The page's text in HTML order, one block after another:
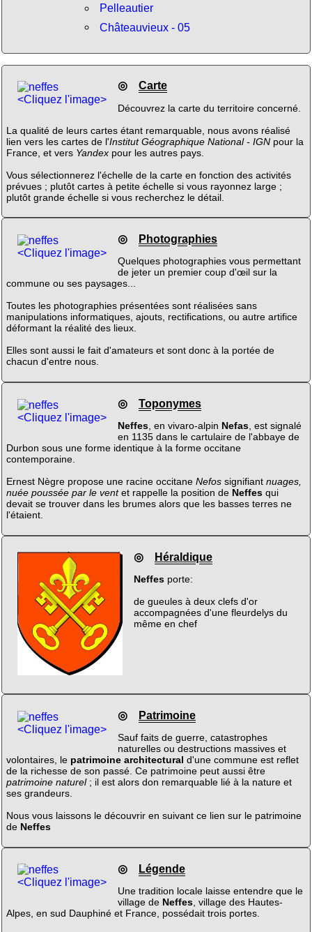
Pelleautier
Châteauvieux - 05
<Cliquez l'image>
◎ Carte
Découvrez la carte du territoire concerné.
La qualité de leurs cartes étant remarquable, nous avons réalisé
lien vers les cartes de l'Institut Géographique National - IGNpour la
France, et vers Yandexpour les autres pays.
Vous sélectionnerez l'échelle de la carte en fonction des activités
prévues ; plutôt cartes à petite échelle si vous rayonnez large ;
plutôt grande échelle si vous recherchez le détail.
<Cliquez l'image>
◎ Photographies
Quelques photographies vous permettant
de jeter un premier coup d'œil sur la
commune ou ses paysages...
Toutes les photographies présentées sont réalisées sans
manipulations informatiques, ajouts, rectifications, ou autre artifice
déformant la réalité des lieux.
Elles sont aussi le fait d'amateurs et sont donc à la portée de
chacun d'entre nous.
<Cliquez l'image>
◎ Toponymes
Neffes, en vivaro-alpin Nefas, est signalé
en 1135 dans le cartulaire de l'abbaye de
Durbon sous une forme identique à la forme occitane
contemporaine.
Ernest Nègre propose une racine occitane Nefossignifiant nuages,
nuée poussée par le ventet rappelle la position de Neffesqui
devait se trouver dans les brumes alors que les basses terres ne
l'étaient.
◎ Héraldique
Neffesporte:
de gueules à deux clefs d'or
accompagnées d'une fleurdelys du
même en chef
<Cliquez l'image>
◎ Patrimoine
Sauf faits de guerre, catastrophes
naturelles ou destructions massives et
volontaires, le patrimoine architectural d'une commune est reflet
de la richesse de son passé. Ce patrimoine peut aussi être
patrimoine naturel; il est alors don remarquable lié à la nature et
ses grandeurs.
Nous vous laissons le découvrir en suivant ce lien sur le patrimoine
de Neffes
<Cliquez l'image>
◎ Légende
Une tradition locale laisse entendre que le
village de Neffes, village des Hautes-
Alpes, en sud Dauphiné et France, possédait trois portes.